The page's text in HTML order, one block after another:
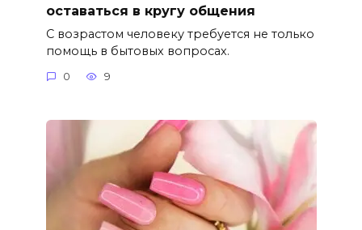
оставаться в кругу общения
С возрастом человеку требуется не только
помощь в бытовых вопросах.
0 9